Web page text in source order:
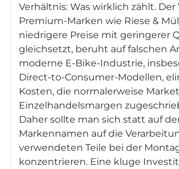
Verhältnis: Was wirklich zählt.
Premium-Marken wie Riese &
niedrigere Preise mit geringerer
gleichsetzt, beruht auf falschen
moderne E-Bike-Industrie,
Direct-to-Consumer-Modellen,
Kosten, die normalerweise
Einzelhandelsmargen
Daher sollte man sich statt auf
Markennamen auf die
verwendeten Teile bei der
konzentrieren. Eine kluge